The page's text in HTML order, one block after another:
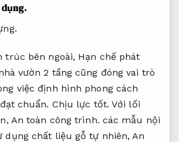
dụng.
trúc bên ngoài, Hạn chế phát
vườn 2 tầng cũng đóng vai trò
việc định hình phong cách
chuẩn. Chịu lực tốt. Với lối
An toàn công trình. các mẫu nội
dụng chất liệu gỗ tự nhiên, An